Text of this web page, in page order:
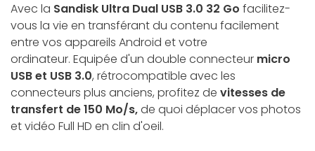
Avec la Sandisk Ultra Dual USB 3.0 32 Go facilitez-
vous la vie en transférant du contenu facilement
entre vos appareils Android et votre
ordinateur. Equipée d'un double connecteur micro
USB et USB 3.0, rétrocompatible avec les
connecteurs plus anciens, profitez de vitesses de
transfert de 150 Mo/s,de quoi déplacer vos photos
et vidéo Full HD en clin d'oeil.